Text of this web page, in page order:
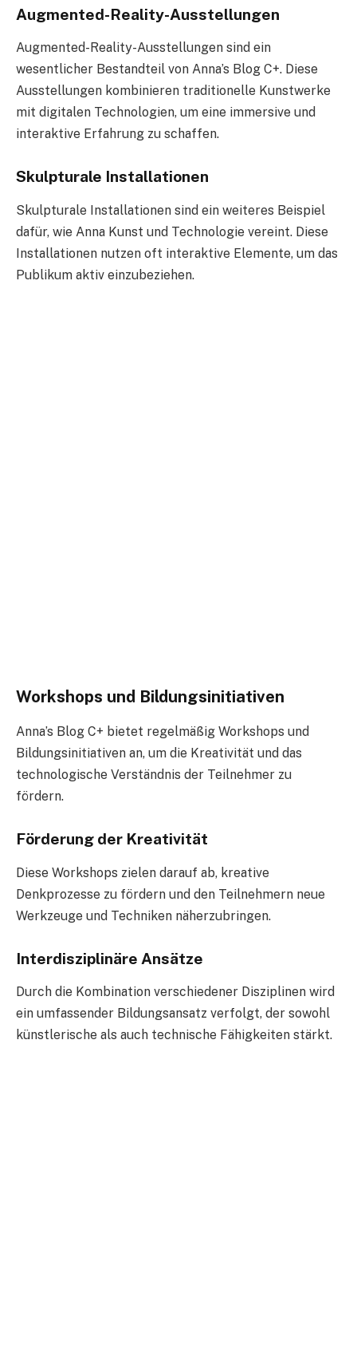
Augmented-Reality-Ausstellungen
Augmented-Reality-Ausstellungen sind ein
wesentlicher Bestandteil von Anna’s Blog C+. Diese
Ausstellungen kombinieren traditionelle Kunstwerke
mit digitalen Technologien, um eine immersive und
interaktive Erfahrung zu schaffen.
Skulpturale Installationen
Skulpturale Installationen sind ein weiteres Beispiel
dafür, wie Anna Kunst und Technologie vereint. Diese
Installationen nutzen oft interaktive Elemente, um das
Publikum aktiv einzubeziehen.
Workshops und Bildungsinitiativen
Anna’s Blog C+ bietet regelmäßig Workshops und
Bildungsinitiativen an, um die Kreativität und das
technologische Verständnis der Teilnehmer zu
fördern.
Förderung der Kreativität
Diese Workshops zielen darauf ab, kreative
Denkprozesse zu fördern und den Teilnehmern neue
Werkzeuge und Techniken näherzubringen.
Interdisziplinäre Ansätze
Durch die Kombination verschiedener Disziplinen wird
ein umfassender Bildungsansatz verfolgt, der sowohl
künstlerische als auch technische Fähigkeiten stärkt.